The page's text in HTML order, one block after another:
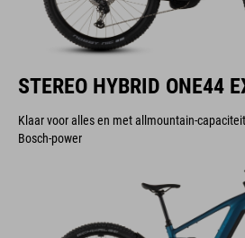
STEREO HYBRID ONE44
Klaar voor alles en met allmountain-
Bosch-power